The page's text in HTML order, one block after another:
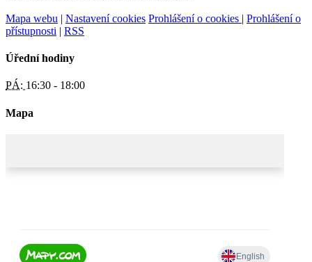
Mapa webu | Nastavení cookies Prohlášení o cookies | Prohlášení o
přístupnosti | RSS
Úřední hodiny
PÁ: 16:30 - 18:00
Mapa